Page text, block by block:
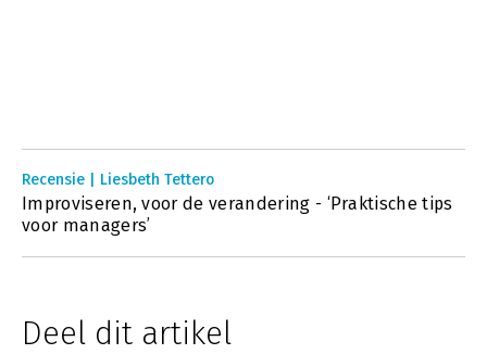
Recensie | Liesbeth Tettero
Improviseren, voor de verandering - ‘Praktische tips
voor managers’
Deel dit artikel